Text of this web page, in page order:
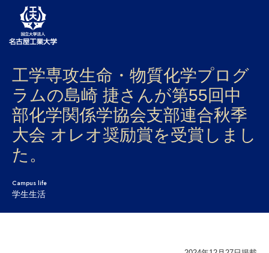
大学案内
学部・大学院・センター
入試
学生生活
研究・産学官連携
工学専攻生命・物質化学プログ
ラムの島崎 捷さんが第55回中
部化学関係学協会支部連合秋季
大会 オレオ奨励賞を受賞しまし
た。
Campus life
学生生活